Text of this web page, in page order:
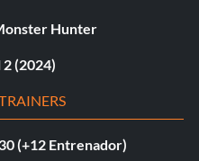
Hunter
(2024)
(+12 Entrenador)